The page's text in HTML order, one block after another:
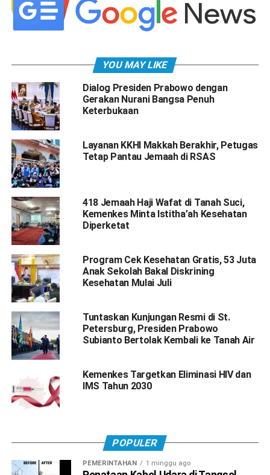
YOU MAY LIKE
Dialog Presiden Prabowo dengan
Gerakan Nurani Bangsa Penuh
Keterbukaan
Layanan KKHI Makkah Berakhir, Petugas
Tetap Pantau Jemaah di RSAS
418 Jemaah Haji Wafat di Tanah Suci,
Kemenkes Minta Istitha’ah Kesehatan
Diperketat
Program Cek Kesehatan Gratis, 53 Juta
Anak Sekolah Bakal Diskrining
Kesehatan Mulai Juli
Tuntaskan Kunjungan Resmi di St.
Petersburg, Presiden Prabowo
Subianto Bertolak Kembali ke Tanah Air
Kemenkes Targetkan Eliminasi HIV dan
IMS Tahun 2030
POPULER
PEMERINTAHAN 1 minggu ago